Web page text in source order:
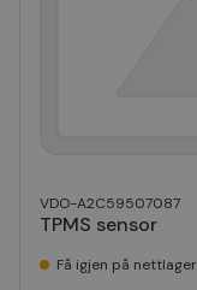
VDO-A2C59507087
TPMS sensor
Få igjen på nettlager